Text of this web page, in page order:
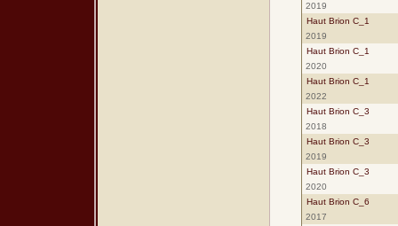
2019
Haut Brion C_1
2019
Haut Brion C_1
2020
Haut Brion C_1
2022
Haut Brion C_3
2018
Haut Brion C_3
2019
Haut Brion C_3
2020
Haut Brion C_6
2017